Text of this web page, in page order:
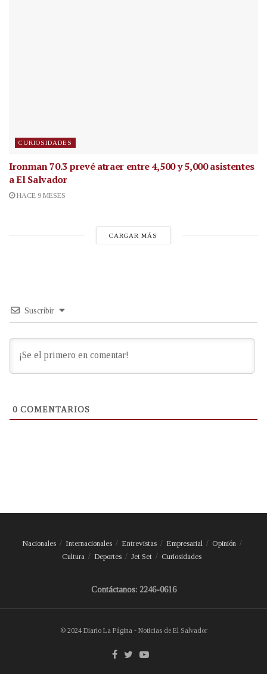
CURIOSIDADES
Ironman 70.3 prevé atraer entre 4,500 y 5,000 asistentes
a El Salvador
HACE 9 MESES
CARGAR MÁS
Suscribir
0 COMENTARIOS
Nacionales Internacionales Entrevistas Empresarial
Opinión
Cultura
Deportes Jet Set Curiosidades
Contáctanos: 2246-0616
© 2024 Diario La Página - Noticias de El Salvador